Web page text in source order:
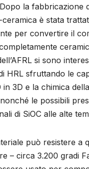
la fabbricazione
è stata
per convertire il
si sono
HRL sfruttando le
in 3D e la chimica
le possibili
di SiOC alle alte
può resistere a
– circa 3.200 gradi